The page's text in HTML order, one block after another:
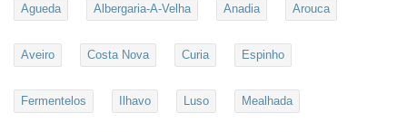
Agueda Albergaria-A-Velha Anadia Arouca
Aveiro Costa Nova Curia Espinho
Fermentelos Ilhavo Luso Mealhada